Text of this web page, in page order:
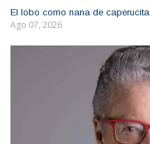
El lobo como nana de caperucita
Ago 07, 2026